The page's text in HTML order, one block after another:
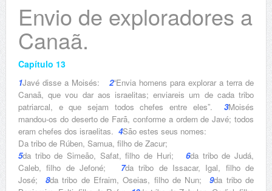
Envio de exploradores a
Canaã.
Capítulo 13
1Javé disse a Moisés: 2“Envia homens para explorar a terra de
Canaã, que vou dar aos israelitas; enviareis um de cada tribo
patriarcal, e que sejam todos chefes entre eles”.3Moisés
mandou-os do deserto de Farã, conforme a ordem de Javé; todos
eram chefes dos israelitas. 4São estes seus nomes:
Da tribo de Rúben, Samua, filho de Zacur;
5da tribo de Simeão, Safat, filho de Huri; 6da tribo de Judá,
Caleb, filho de Jefoné;
7da tribo de Issacar, Igal, filho de
José;
8da tribo de Efraim, Oseias, filho de Nun; 9da tribo de